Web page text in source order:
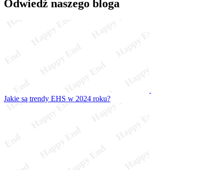
Odwiedź naszego bloga
Jakie są trendy EHS w 2024 roku?